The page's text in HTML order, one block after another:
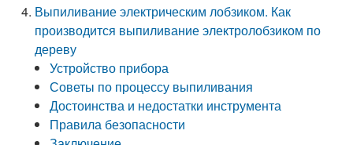
Выпиливание электрическим лобзиком. Как
производится выпиливание электролобзиком по
дереву
Устройство прибора
Советы по процессу выпиливания
Достоинства и недостатки инструмента
Правила безопасности